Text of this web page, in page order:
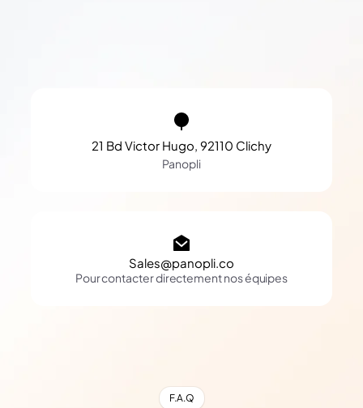
21 Bd Victor Hugo, 92110 Clichy
Panopli
Sales@panopli.co
Pour contacter directement nos équipes
F.A.Q